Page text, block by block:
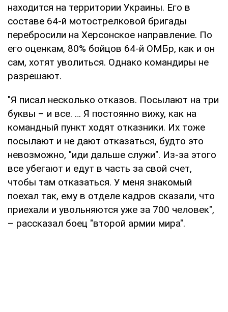
находится на территории Украины. Его в
составе 64-й мотострелковой бригады
перебросили на Херсонское направление. По
его оценкам, 80% бойцов 64-й ОМБр, как и он
сам, хотят уволиться. Однако командиры не
разрешают.
"Я писал несколько отказов. Посылают на три
буквы – и все. … Я постоянно вижу, как на
командный пункт ходят отказники. Их тоже
посылают и не дают отказаться, будто это
невозможно, "иди дальше служи". Из-за этого
все убегают и едут в часть за свой счет,
чтобы там отказаться. У меня знакомый
поехал так, ему в отделе кадров сказали, что
приехали и увольняются уже за 700 человек",
– рассказал боец "второй армии мира".